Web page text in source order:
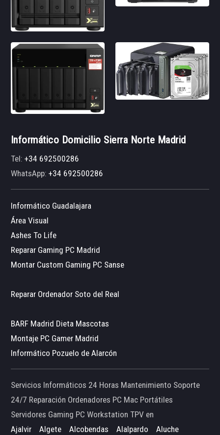
Informático Domicilio Sierra Norte Madrid
Tel:+34 692500286
WhatsApp:+34 692500286
Informático Guadalajara
Área Visual
Ashes To Life
Reparar Gaming PC Madrid
Montar Custom Gaming PC Sanse
Reparar Ordenador Soto del Real
BARF Madrid Dieta Mascotas
Montaje PC Gamer Madrid
Informático Pozuelo de Alarcón
Servicios Informáticos 24 Horas Mantenimiento Soporte
24/7 Reparación Ordenadores PC Mac Portátiles
Servidores Gaming PC Workstation TPV en
Ajalvir
Algete Alcobendas Alalpardo
Aluche